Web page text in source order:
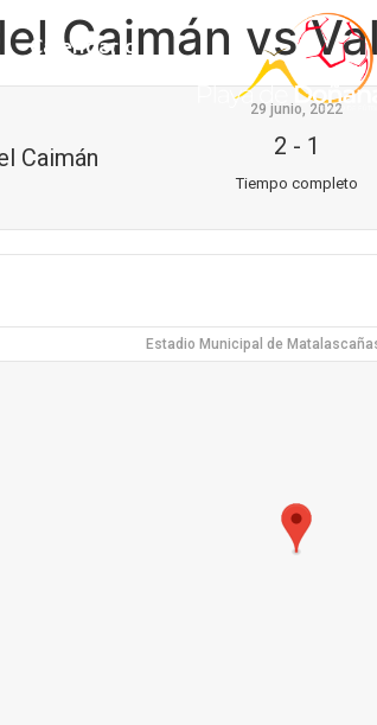
Calendario
Caimán vs
Caimán
29 junio, 2022
2 - 1
Tiempo completo
Estadio Municipal de